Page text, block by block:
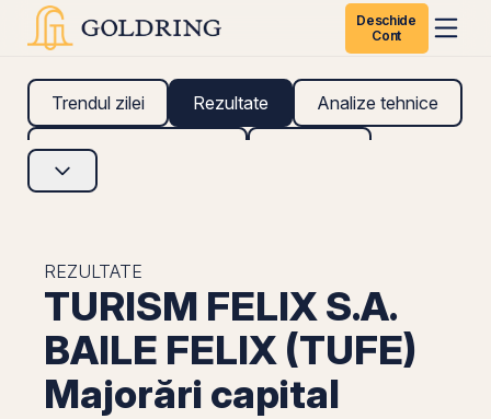
Deschide
Cont
Trendul zilei Rezultate Analize tehnice
Analize fundamentale
REZULTATE
TURISM FELIX S.A.
BAILE FELIX (TUFE)
Majorări capital